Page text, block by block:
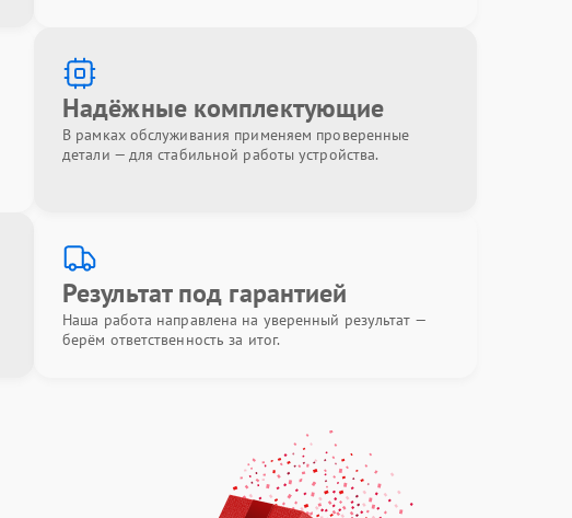
Надёжные комплектующие
В рамках обслуживания применяем проверенные
детали — для стабильной работы устройства.
Результат под гарантией
Наша работа направлена на уверенный результат —
берём ответственность за итог.